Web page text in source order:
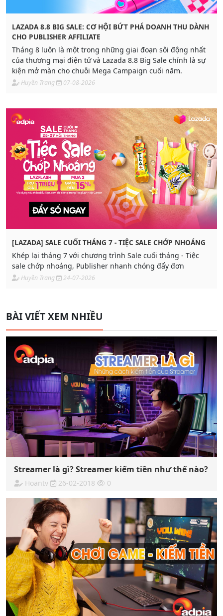
LAZADA 8.8 BIG SALE: CƠ HỘI BỨT PHÁ DOANH THU DÀNH
CHO PUBLISHER AFFILIATE
Tháng 8 luôn là một trong những giai đoạn sôi động nhất
của thương mại điện tử và Lazada 8.8 Big Sale chính là sự
kiện mở màn cho chuỗi Mega Campaign cuối năm.
Huyền Trang 07-08-2026
[LAZADA] SALE CUỐI THÁNG 7 - TIỆC SALE CHỚP NHOÁNG
Khép lại tháng 7 với chương trình Sale cuối tháng - Tiệc
sale chớp nhoáng, Publisher nhanh chóng đẩy đơn
Huyền Trang 24-07-2026
BÀI VIẾT XEM NHIỀU
Streamer là gì? Streamer kiếm tiền như thế nào?
Hoantv 26-02-2018 0